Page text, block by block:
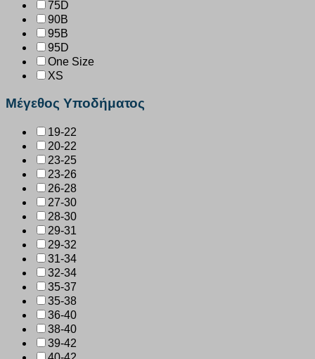
75D
90B
95B
95D
One Size
XS
Μέγεθος Υποδήματος
19-22
20-22
23-25
23-26
26-28
27-30
28-30
29-31
29-32
31-34
32-34
35-37
35-38
36-40
38-40
39-42